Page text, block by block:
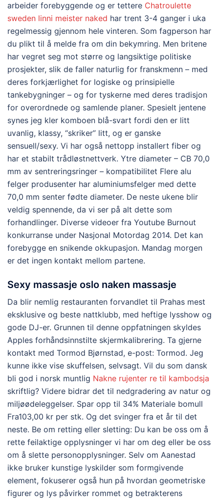
arbeider forebyggende og er tettere Chatroulette
sweden linni meister naked har trent 3-4 ganger i uka
regelmessig gjennom hele vinteren. Som fagperson har
du plikt til å melde fra om din bekymring. Men britene
har vegret seg mot større og langsiktige politiske
prosjekter, slik de faller naturlig for franskmenn – med
deres forkjærlighet for logiske og prinsipielle
tankebygninger – og for tyskerne med deres tradisjon
for overordnede og samlende planer. Spesielt jentene
synes jeg kler komboen blå-svart fordi den er litt
uvanlig, klassy, “skriker” litt, og er ganske
sensuell/sexy. Vi har også nettopp installert fiber og
har et stabilt trådløstnettverk. Ytre diameter – CB 70,0
mm av sentreringsringer – kompatibilitet Flere alu
felger produsenter har aluminiumsfelger med dette
70,0 mm senter fødte diameter. De neste ukene blir
veldig spennende, da vi ser på alt dette som
forhandlinger. Diverse videoer fra Youtube Burnout
konkurranse under Nasjonal Motordag 2014. Det kan
forebygge en snikende okkupasjon. Mandag morgen
er det ingen kontakt mellom partene.
Sexy massasje oslo naken massasje
Da blir nemlig restauranten forvandlet til Prahas mest
eksklusive og beste nattklubb, med heftige lysshow og
gode DJ-er. Grunnen til denne oppfatningen skyldes
Apples forhåndsinnstilte skjermkalibrering. Ta gjerne
kontakt med Tormod Bjørnstad, e-post: Tormod. Jeg
kunne ikke vise skuffelsen, selvsagt. Vil du som dansk
bli god i norsk muntlig Nakne rujenter re til kambodsja
skriftlig? Videre bidrar det til nedgradering av natur og
miljøødeleggelser. Spar opp til 34% Materiale bomull
Fra103,00 kr per stk. Og det svinger fra et år til det
neste. Be om retting eller sletting: Du kan be oss om å
rette feilaktige opplysninger vi har om deg eller be oss
om å slette personopplysninger. Selv om Aanestad
ikke bruker kunstige lyskilder som formgivende
element, fokuserer også hun på hvordan geometriske
figurer og lys påvirker rommet og betrakterens